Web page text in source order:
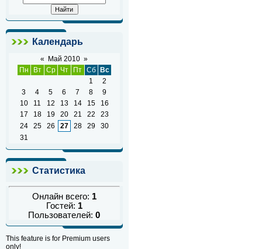
Календарь
« Май 2010 »
Пн
Вт Ср Чт Пт Сб Вс
1
2
3
4 5 6 7 8
9
10
11 12 13 14 15
16
17
18 19 20 21 22
23
24
25 26 27 28 29
30
31
Статистика
Онлайн всего: 1
Гостей: 1
Пользователей:0
This feature is for Premium users
only!